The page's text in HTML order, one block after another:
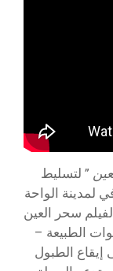
” لتسليط
لمدينة الواحة
سحر العين
الطبيعة –
إيقاع الطبول